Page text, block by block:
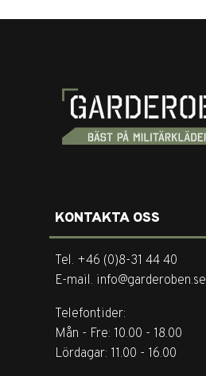
KONTAKTA OSS
Tel. +46 (0)8-31 44 40
E-mail. info@garderoben.se
Telefontider:
Mån - Fre: 10.00 - 18.00
Lördagar: 11.00 - 16.00